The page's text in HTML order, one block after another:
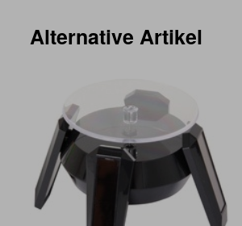
Alternative Artikel